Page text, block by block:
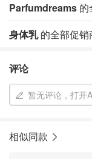
Parfumdreams 的
身体乳的全部促销
评论
暂无评论，打开
相似同款